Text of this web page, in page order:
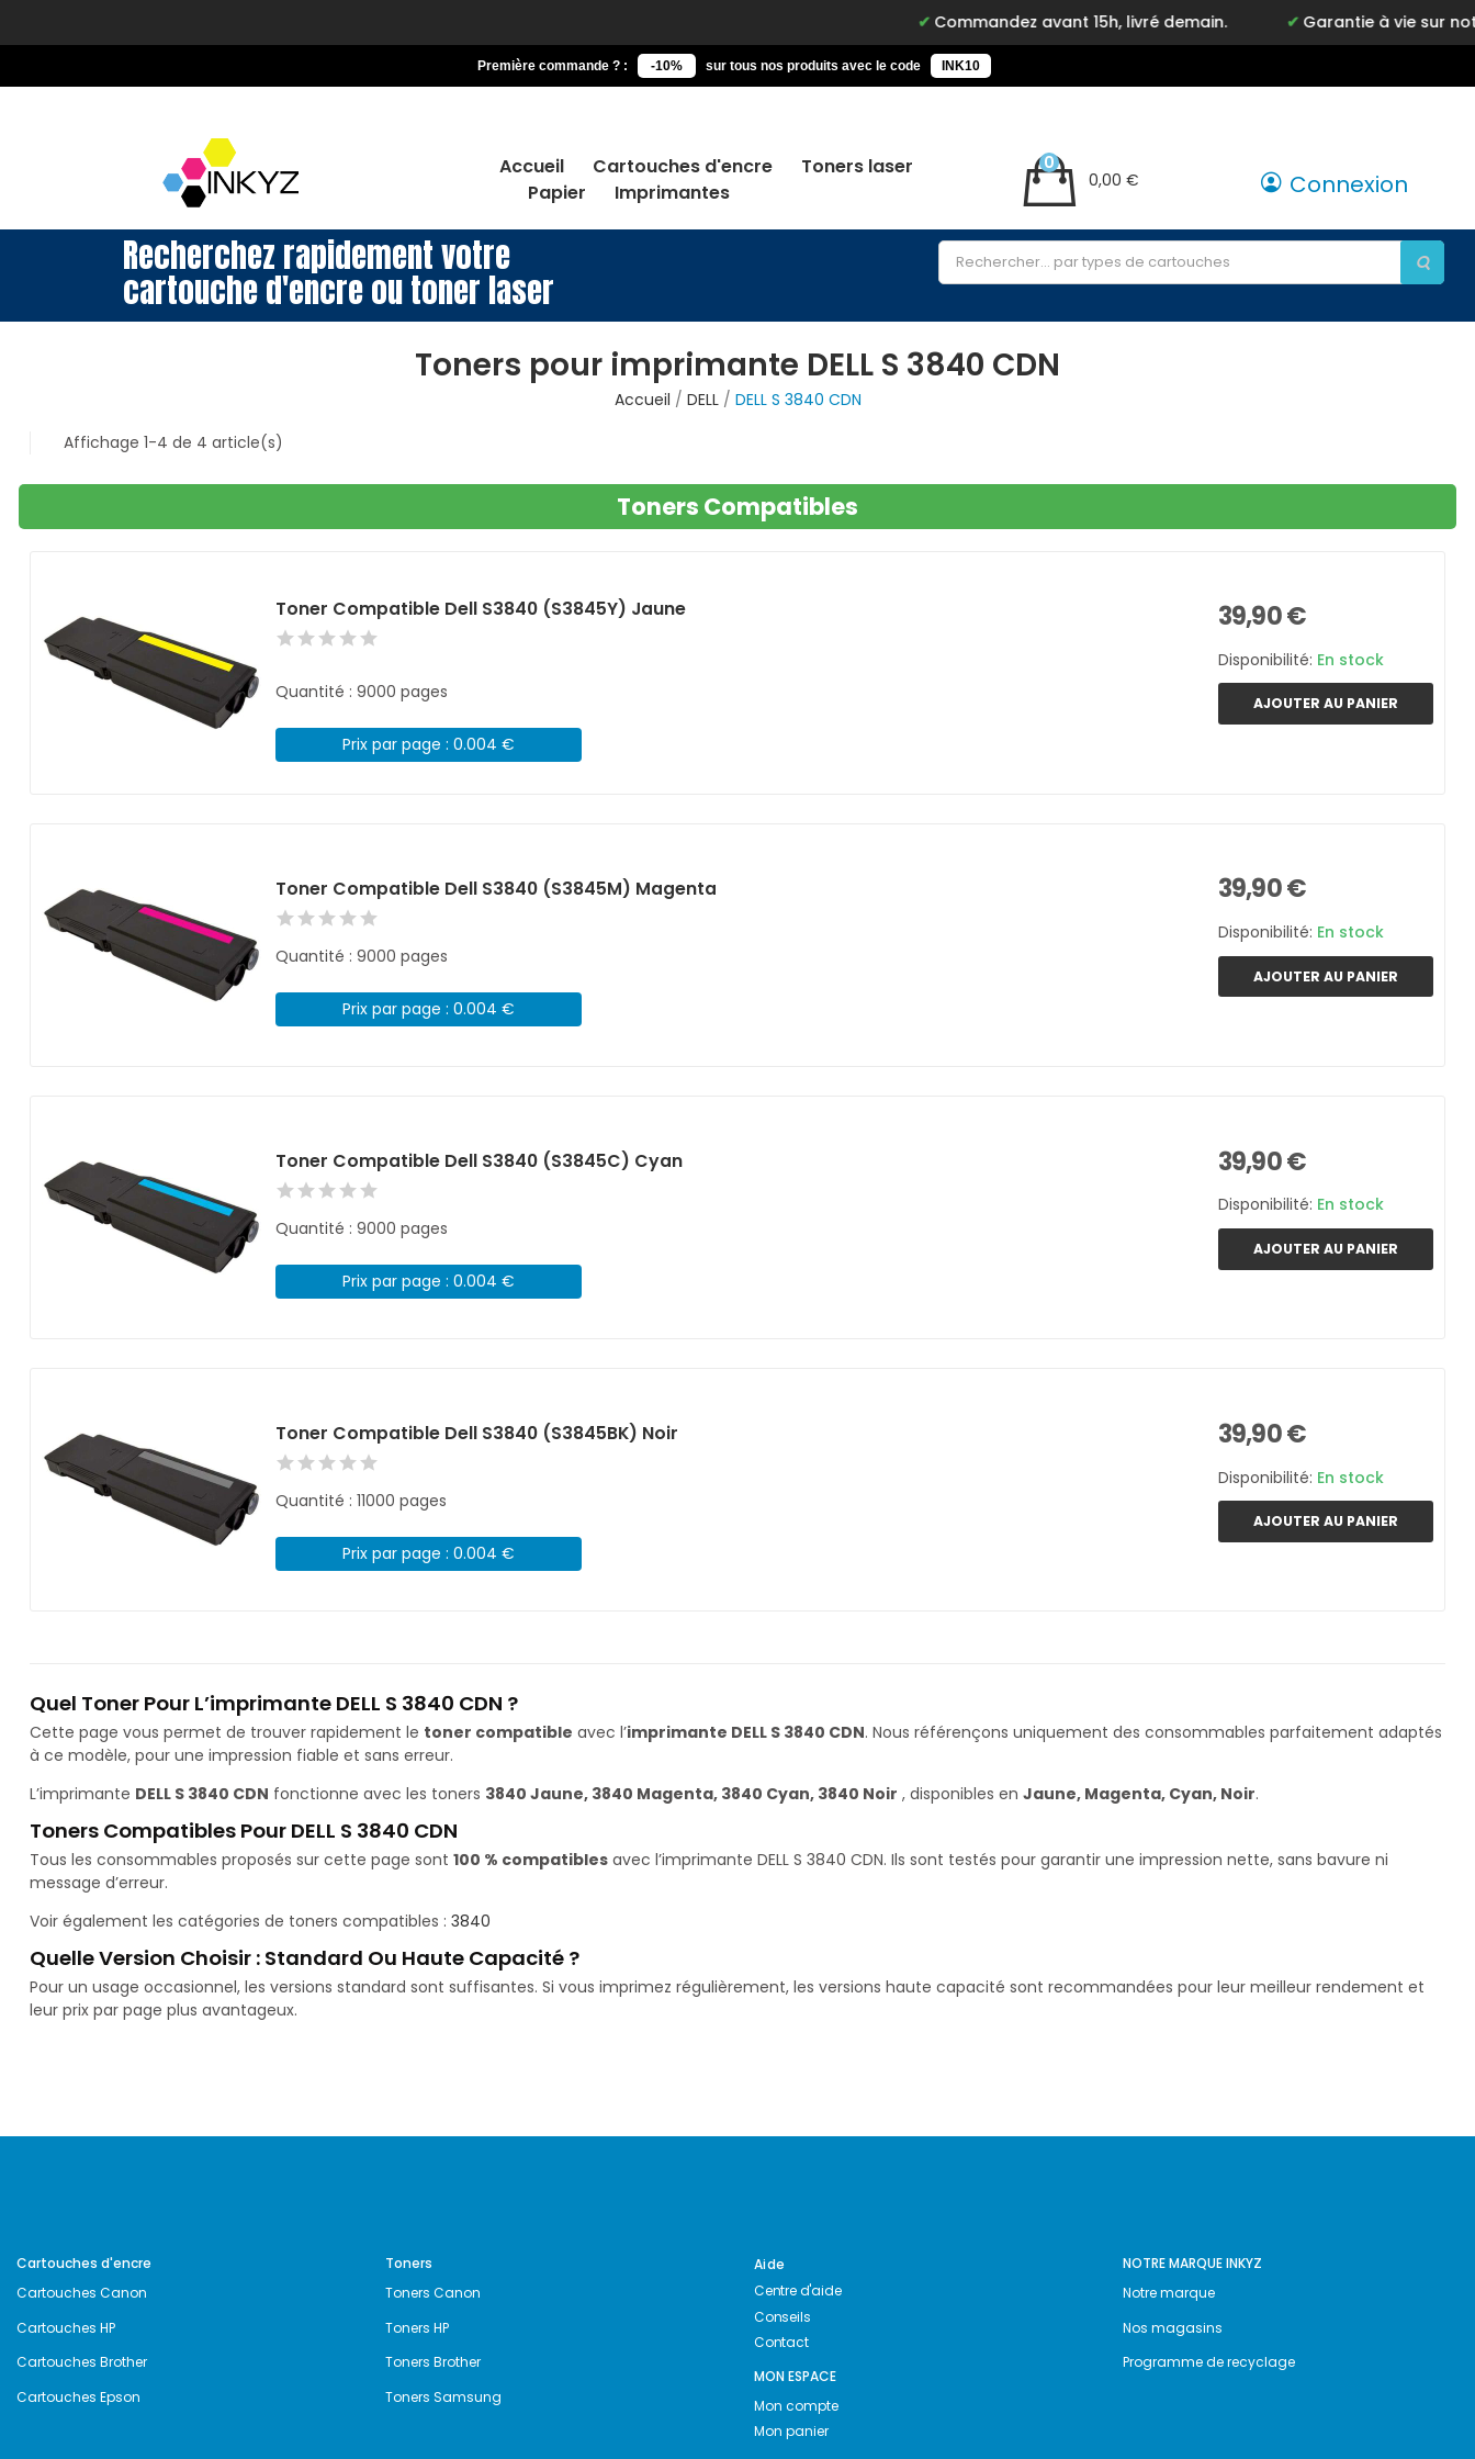
Commandez avant 15h, livré demain. Garantie à vie sur notre
Première commande ? : -10% sur tous nos produits avec le code INK10
Accueil Cartouches d'encre
Toners laser
Papier
Imprimantes
0,00 €
0
Connexion
Recherchez rapidement votre
cartouche d'encre ou toner laser
Toners pour imprimante DELL S 3840 CDN
Accueil DELL
DELL S 3840 CDN
Affichage 1-4 de 4 article(s)
Toners Compatibles
Toner Compatible Dell S3840 (S3845Y) Jaune
Quantité : 9000 pages
Prix par page : 0.004 €
39,90 €
Disponibilité: En stock
AJOUTER AU PANIER
Toner Compatible Dell S3840 (S3845M) Magenta
Quantité : 9000 pages
Prix par page : 0.004 €
39,90 €
Disponibilité: En stock
AJOUTER AU PANIER
Toner Compatible Dell S3840 (S3845C) Cyan
Quantité : 9000 pages
Prix par page : 0.004 €
39,90 €
Disponibilité: En stock
AJOUTER AU PANIER
Toner Compatible Dell S3840 (S3845BK) Noir
Quantité : 11000 pages
Prix par page : 0.004 €
39,90 €
Disponibilité: En stock
AJOUTER AU PANIER
Quel Toner Pour L’imprimante DELL S 3840 CDN ?
Cette page vous permet de trouver rapidement le toner compatible avec l’imprimante DELL S 3840 CDN. Nous référençons uniquement des consommables parfaitement adaptés
à ce modèle, pour une impression fiable et sans erreur.
L’imprimante DELL S 3840 CDN fonctionne avec les toners 3840 Jaune, 3840 Magenta, 3840 Cyan, 3840 Noir , disponibles en Jaune, Magenta, Cyan, Noir.
Toners Compatibles Pour DELL S 3840 CDN
Tous les consommables proposés sur cette page sont 100 % compatibles avec l’imprimante DELL S 3840 CDN. Ils sont testés pour garantir une impression nette, sans bavure ni
message d’erreur.
Voir également les catégories de toners compatibles : 3840
Quelle Version Choisir : Standard Ou Haute Capacité ?
Pour un usage occasionnel, les versions standard sont suffisantes. Si vous imprimez régulièrement, les versions haute capacité sont recommandées pour leur meilleur rendement et
leur prix par page plus avantageux.
Cartouches d'encre
Cartouches Canon
Cartouches HP
Cartouches Brother
Cartouches Epson
Toners
Toners Canon
Toners HP
Toners Brother
Toners Samsung
Aide
Centre d'aide
Conseils
Contact
MON ESPACE
Mon compte
Mon panier
NOTRE MARQUE INKYZ
Notre marque
Nos magasins
Programme de recyclage